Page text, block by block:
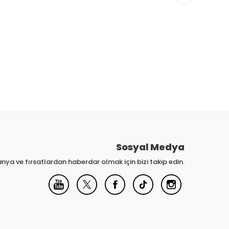
Sosyal Medya
ve fırsatlardan haberdar olmak için bizi takip edin.